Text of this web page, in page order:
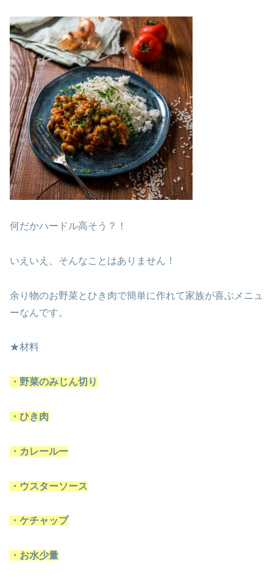
何だかハードル高そう？！
いえいえ、そんなことはありません！
余り物のお野菜とひき肉で簡単に作れて家族が喜ぶメニュ
ーなんです。
★材料
・野菜のみじん切り
・ひき肉
・カレールー
・ウスターソース
・ケチャップ
・お水少量